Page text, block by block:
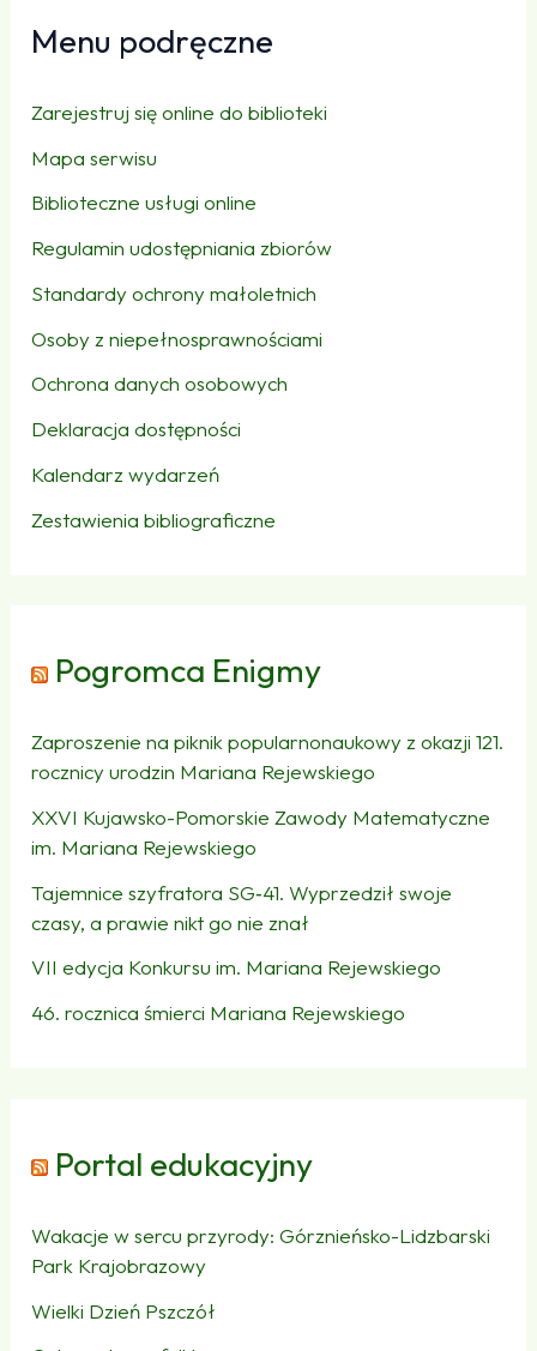
Menu podręczne
Zarejestruj się online do biblioteki
Mapa serwisu
Biblioteczne usługi online
Regulamin udostępniania zbiorów
Standardy ochrony małoletnich
Osoby z niepełnosprawnościami
Ochrona danych osobowych
Deklaracja dostępności
Kalendarz wydarzeń
Zestawienia bibliograficzne
Pogromca Enigmy
Zaproszenie na piknik popularnonaukowy z okazji 121.
rocznicy urodzin Mariana Rejewskiego
XXVI Kujawsko-Pomorskie Zawody Matematyczne
im. Mariana Rejewskiego
Tajemnice szyfratora SG‑41. Wyprzedził swoje
czasy, a prawie nikt go nie znał
VII edycja Konkursu im. Mariana Rejewskiego
46. rocznica śmierci Mariana Rejewskiego
Portal edukacyjny
Wakacje w sercu przyrody: Górznieńsko-Lidzbarski
Park Krajobrazowy
Wielki Dzień Pszczół